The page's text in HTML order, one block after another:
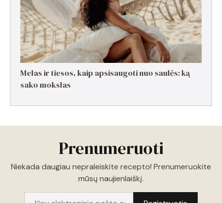
Melas ir tiesos, kaip apsisaugoti nuo saulės: ką
sako mokslas
Prenumeruoti
Niekada daugiau nepraleiskite recepto! Prenumeruokite
mūsų naujienlaiškį.